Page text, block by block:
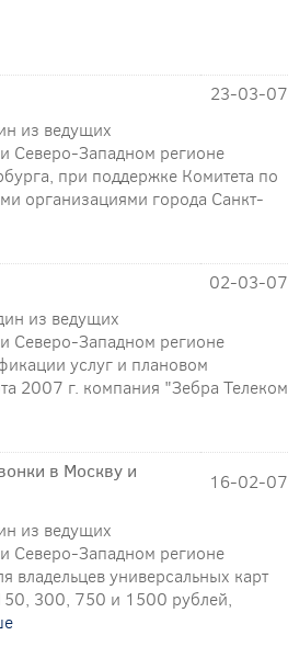
23-03-07
из ведущих
Северо-Западном регионе
при поддержке Комитета по
организациями города Санкт-
02-03-07
из ведущих
Северо-Западном регионе
услуг и плановом
2007 г. компания "Зебра Телеком
в Москву и
16-02-07
из ведущих
Северо-Западном регионе
владельцев универсальных карт
300, 750 и 1500 рублей,